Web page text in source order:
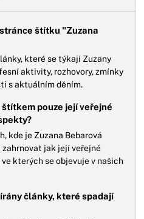
štítku "Zuzana
které se týkají Zuzany
aktivity, rozhovory, zmínky
s aktuálním děním.
pouze její veřejné
kde je Zuzana Bebarová
zahrnovat jak její veřejné
kterých se objevuje v našich
články, které spadají